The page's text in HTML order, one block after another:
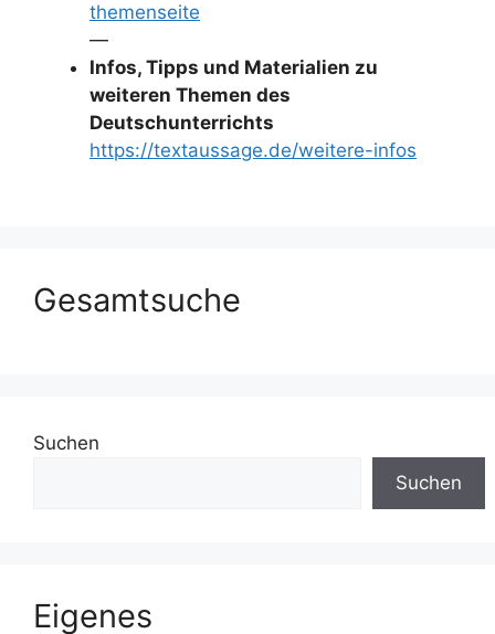
themenseite
—
Infos, Tipps und Materialien zu
weiteren Themen des
Deutschunterrichts
https://textaussage.de/weitere-infos
Gesamtsuche
Suchen
Suchen
Eigenes